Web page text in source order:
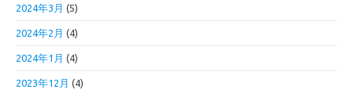
2024年3月 (5)
2024年2月 (4)
2024年1月 (4)
2023年12月 (4)